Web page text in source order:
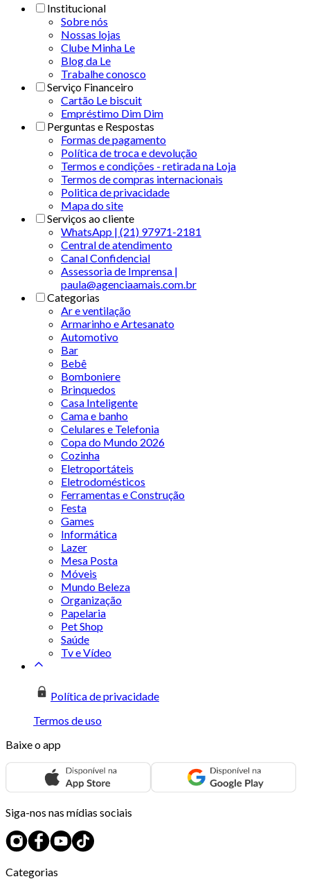
Institucional
Sobre nós
Nossas lojas
Clube Minha Le
Blog da Le
Trabalhe conosco
Serviço Financeiro
Cartão Le biscuit
Empréstimo Dim Dim
Perguntas e Respostas
Formas de pagamento
Política de troca e devolução
Termos e condições - retirada na Loja
Termos de compras internacionais
Politica de privacidade
Mapa do site
Serviços ao cliente
WhatsApp | (21) 97971-2181
Central de atendimento
Canal Confidencial
Assessoria de Imprensa |
paula@agenciaamais.com.br
Categorias
Ar e ventilação
Armarinho e Artesanato
Automotivo
Bar
Bebê
Bomboniere
Brinquedos
Casa Inteligente
Cama e banho
Celulares e Telefonia
Copa do Mundo 2026
Cozinha
Eletroportáteis
Eletrodomésticos
Ferramentas e Construção
Festa
Games
Informática
Lazer
Mesa Posta
Móveis
Mundo Beleza
Organização
Papelaria
Pet Shop
Saúde
Tv e Vídeo
Política de privacidade
Termos de uso
Baixe o app
Siga-nos nas mídias sociais
Categorias